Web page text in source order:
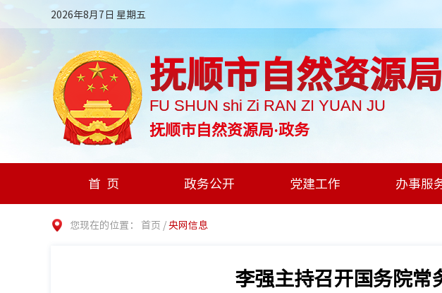
2026年8月7日 星期五
抚顺市自然资源局
FU SHUN shi Zi RAN ZI YUAN JU
抚顺市自然资源局·政务
首页 政务公开 党建工作 办事服
您现在的位置： 首页 /央网信息
李强主持召开国务院